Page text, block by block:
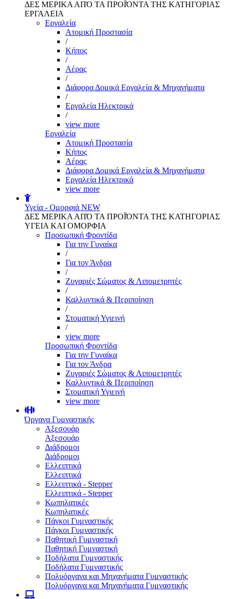
ΔΕΣ ΜΕΡΙΚΑ ΑΠΌ ΤΑ ΠΡΟΪΌΝΤΑ ΤΗΣ ΚΑΤΗΓΟΡΙΑΣ
ΕΡΓΑΛΕΙΑ
Εργαλεία
Aτομική Προστασία
/
Kήπος
/
Αέρας
/
Διάφορα Δομικά Εργαλεία & Μηχανήματα
/
Εργαλεία Ηλεκτρικά
/
view more
Εργαλεία
Aτομική Προστασία
Kήπος
Αέρας
Διάφορα Δομικά Εργαλεία & Μηχανήματα
Εργαλεία Ηλεκτρικά
view more
Υγεία - Ομορφιά NEW
ΔΕΣ ΜΕΡΙΚΑ ΑΠΌ ΤΑ ΠΡΟΪΌΝΤΑ ΤΗΣ ΚΑΤΗΓΟΡΙΑΣ
ΥΓΕΙΑ ΚΑΙ ΟΜΟΡΦΙΑ
Προσωπική Φροντίδα
Για την Γυναίκα
/
Για τον Άνδρα
/
Ζυγαριές Σώματος & Λιπομετρητές
/
Καλλυντικά & Περιποίηση
/
Στοματική Υγιεινή
/
view more
Προσωπική Φροντίδα
Για την Γυναίκα
Για τον Άνδρα
Ζυγαριές Σώματος & Λιπομετρητές
Καλλυντικά & Περιποίηση
Στοματική Υγιεινή
view more
Όργανα Γυμναστικής
Αξεσουάρ
Αξεσουάρ
Διάδρομοι
Διάδρομοι
Ελλειπτικά
Ελλειπτικά
Ελλειπτικά - Stepper
Ελλειπτικά - Stepper
Κωπηλατικές
Κωπηλατικές
Πάγκοι Γυμναστικής
Πάγκοι Γυμναστικής
Παθητική Γυμναστική
Παθητική Γυμναστική
Ποδήλατα Γυμναστικής
Ποδήλατα Γυμναστικής
Πολυόργανα και Μηχανήματα Γυμναστικής
Πολυόργανα και Μηχανήματα Γυμναστικής